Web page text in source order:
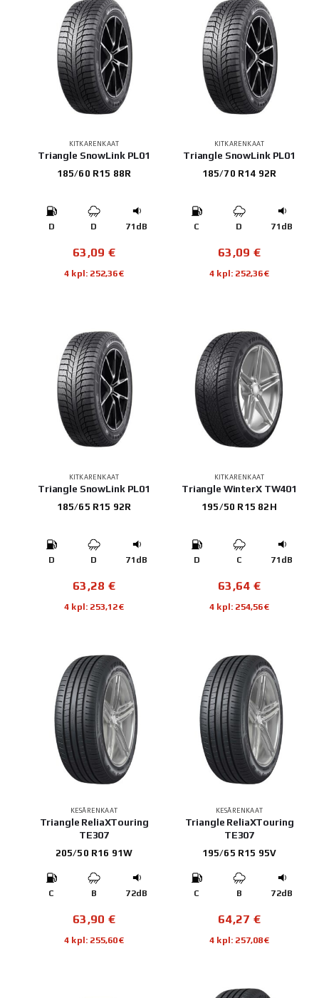
KITKARENKAAT
Triangle SnowLink PL01
185/60 R15 88R
D D 71dB
63,09 €
4 kpl: 252,36€
KITKARENKAAT
Triangle SnowLink PL01
185/70 R14 92R
C D 71dB
63,09 €
4 kpl: 252,36€
KITKARENKAAT
Triangle SnowLink PL01
185/65 R15 92R
D D 71dB
63,28 €
4 kpl: 253,12€
KITKARENKAAT
Triangle WinterX TW401
195/50 R15 82H
D C 71dB
63,64 €
4 kpl: 254,56€
KESÄRENKAAT
Triangle ReliaXTouring
TE307
205/50 R16 91W
C B 72dB
63,90 €
4 kpl: 255,60€
KESÄRENKAAT
Triangle ReliaXTouring
TE307
195/65 R15 95V
C B 72dB
64,27 €
4 kpl: 257,08€